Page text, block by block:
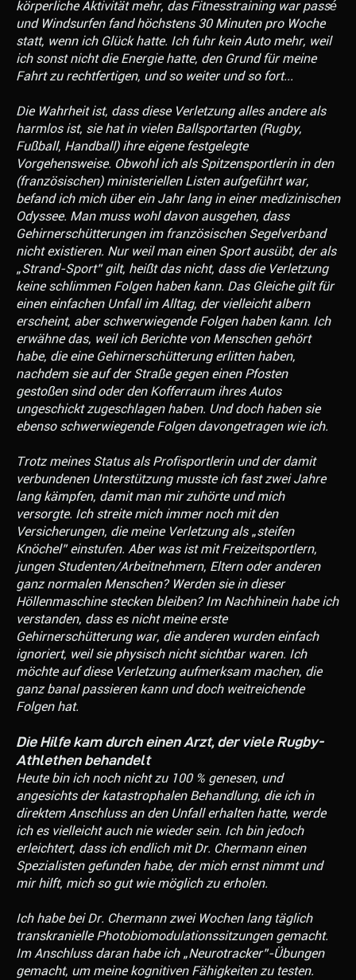
körperliche Aktivität mehr, das Fitnesstraining war passé
und Windsurfen fand höchstens 30 Minuten pro Woche
statt, wenn ich Glück hatte. Ich fuhr kein Auto mehr, weil
ich sonst nicht die Energie hatte, den Grund für meine
Fahrt zu rechtfertigen, und so weiter und so fort...
Die Wahrheit ist, dass diese Verletzung alles andere als
harmlos ist, sie hat in vielen Ballsportarten (Rugby,
Fußball, Handball) ihre eigene festgelegte
Vorgehensweise. Obwohl ich als Spitzensportlerin in den
(französischen) ministeriellen Listen aufgeführt war,
befand ich mich über ein Jahr lang in einer medizinischen
Odyssee. Man muss wohl davon ausgehen, dass
Gehirnerschütterungen im französischen Segelverband
nicht existieren. Nur weil man einen Sport ausübt, der als
„Strand-Sport” gilt, heißt das nicht, dass die Verletzung
keine schlimmen Folgen haben kann. Das Gleiche gilt für
einen einfachen Unfall im Alltag, der vielleicht albern
erscheint, aber schwerwiegende Folgen haben kann. Ich
erwähne das, weil ich Berichte von Menschen gehört
habe, die eine Gehirnerschütterung erlitten haben,
nachdem sie auf der Straße gegen einen Pfosten
gestoßen sind oder den Kofferraum ihres Autos
ungeschickt zugeschlagen haben. Und doch haben sie
ebenso schwerwiegende Folgen davongetragen wie ich.
Trotz meines Status als Profisportlerin und der damit
verbundenen Unterstützung musste ich fast zwei Jahre
lang kämpfen, damit man mir zuhörte und mich
versorgte. Ich streite mich immer noch mit den
Versicherungen, die meine Verletzung als „steifen
Knöchel” einstufen. Aber was ist mit Freizeitsportlern,
jungen Studenten/Arbeitnehmern, Eltern oder anderen
ganz normalen Menschen? Werden sie in dieser
Höllenmaschine stecken bleiben? Im Nachhinein habe ich
verstanden, dass es nicht meine erste
Gehirnerschütterung war, die anderen wurden einfach
ignoriert, weil sie physisch nicht sichtbar waren. Ich
möchte auf diese Verletzung aufmerksam machen, die
ganz banal passieren kann und doch weitreichende
Folgen hat.
Die Hilfe kam durch einen Arzt, der viele Rugby-
Athlethen behandelt
Heute bin ich noch nicht zu 100 % genesen, und
angesichts der katastrophalen Behandlung, die ich in
direktem Anschluss an den Unfall erhalten hatte, werde
ich es vielleicht auch nie wieder sein. Ich bin jedoch
erleichtert, dass ich endlich mit Dr. Chermann einen
Spezialisten gefunden habe, der mich ernst nimmt und
mir hilft, mich so gut wie möglich zu erholen.
Ich habe bei Dr. Chermann zwei Wochen lang täglich
transkranielle Photobiomodulationssitzungen gemacht.
Im Anschluss daran habe ich „Neurotracker”-Übungen
gemacht, um meine kognitiven Fähigkeiten zu testen.